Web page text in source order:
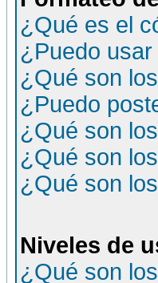
¿Qué es el
¿Puedo
¿Qué son
¿Puedo
¿Qué son
¿Qué son
¿Qué son
Niveles de
¿Qué son